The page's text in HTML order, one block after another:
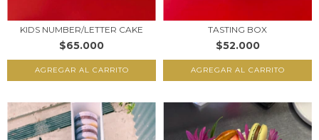
KIDS NUMBER/LETTER CAKE
$65.000
AGREGAR AL CARRITO
TASTING BOX
$52.000